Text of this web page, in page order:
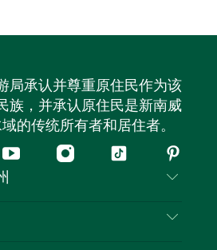
局承认并尊重原住民作为该
族，并承认原住民是新南威
的传统所有者和居住者。
YouTubeInstagram
抖